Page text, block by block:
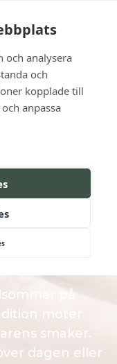
och analysera
och
kopplade till
anpassa
BOKA
på
möter
smaker.
dagen eller